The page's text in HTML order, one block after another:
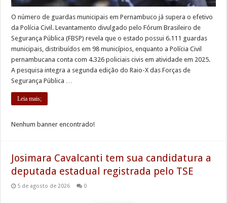
O número de guardas municipais em Pernambuco já supera o efetivo
da Polícia Civil. Levantamento divulgado pelo Fórum Brasileiro de
Segurança Pública (FBSP) revela que o estado possui 6.111 guardas
municipais, distribuídos em 98 municípios, enquanto a Polícia Civil
pernambucana conta com 4.326 policiais civis em atividade em 2025.
A pesquisa integra a segunda edição do Raio-X das Forças de
Segurança Pública …
Leia mais;
Nenhum banner encontrado!
Josimara Cavalcanti tem sua candidatura a
deputada estadual registrada pelo TSE
5 de agosto de 2026 0